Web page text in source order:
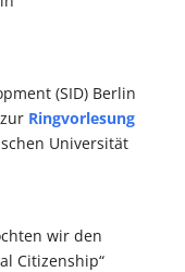
(SID) Berlin
Ringvorlesung
Universität
wir den
Citizenship“